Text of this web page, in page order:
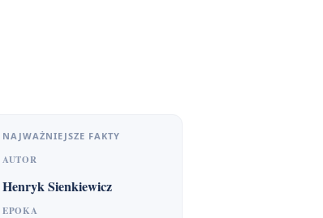
NAJWAŻNIEJSZE FAKTY
AUTOR
Henryk Sienkiewicz
EPOKA